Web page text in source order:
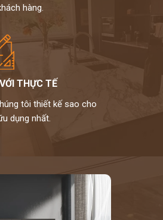
hàng.
THỰC TẾ
tôi thiết kế sao cho
dụng nhất.